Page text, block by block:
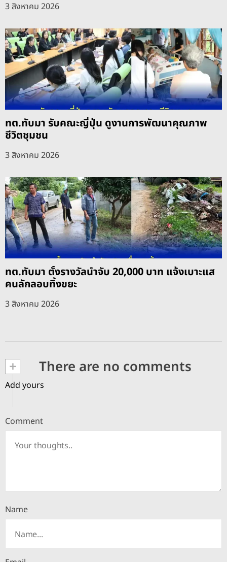
3 สิงหาคม 2026
ทต.ทับมา รับคณะญี่ปุ่น ดูงานการพัฒนาคุณภาพ
ชีวิตชุมชน
3 สิงหาคม 2026
ทต.ทับมา ตั้งรางวัลนำจับ 20,000 บาท แจ้งเบาะแส
คนลักลอบทิ้งขยะ
3 สิงหาคม 2026
+ There are no comments
Add yours
Comment
Name